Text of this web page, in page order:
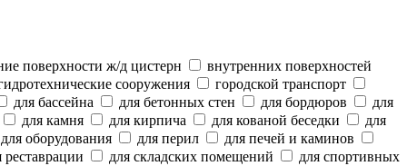
поверхности ж/д цистерн
внутренних поверхностей
сооружения
городской транспорт
для бассейна
для бетонных стен для бордюров
для
для камня
для кирпича для кованой беседки
для
оборудования
для перил
для печей и каминов
для складских помещений
для спортивных